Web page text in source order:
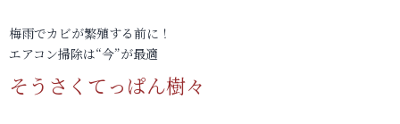
梅雨でカビが繁殖する前に！
エアコン掃除は“今”が最適
そうさくてっぱん樹々